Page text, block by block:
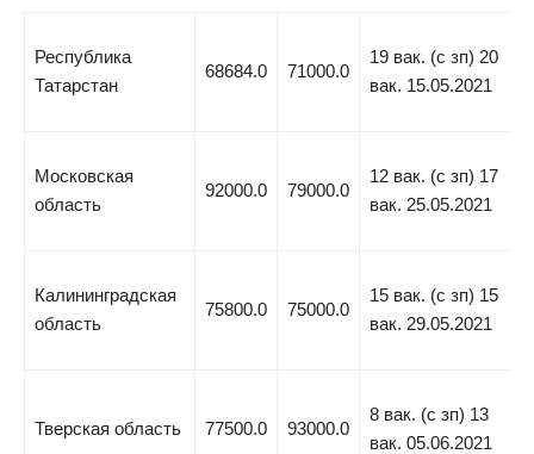
Республика
Татарстан
68684.0 71000.0
19 вак. (с зп) 20
вак. 15.05.2021
Московская
область
92000.0 79000.0
12 вак. (с зп) 17
вак. 25.05.2021
Калининградская
область
75800.0 75000.0
15 вак. (с зп) 15
вак. 29.05.2021
Тверская область 77500.0 93000.0
8 вак. (с зп) 13
вак. 05.06.2021